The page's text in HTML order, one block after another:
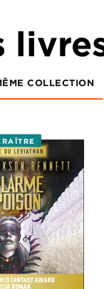
COLLECTION